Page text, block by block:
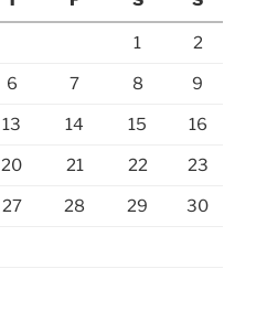
1 2
6 7 8 9
13 14 15 16
20 21 22 23
27 28 29 30